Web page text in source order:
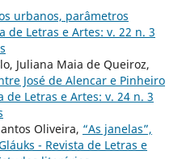
urbanos, parâmetros
de Letras e Artes: v. 22 n. 3
Juliana Maia de Queiroz,
José de Alencar e Pinheiro
de Letras e Artes: v. 24 n. 3
Oliveira, “As janelas”,
- Revista de Letras e